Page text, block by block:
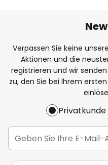
Verpassen Sie keine
Aktionen und die
registrieren und wir
zu, den Sie bei Ihrem
Privatkunde